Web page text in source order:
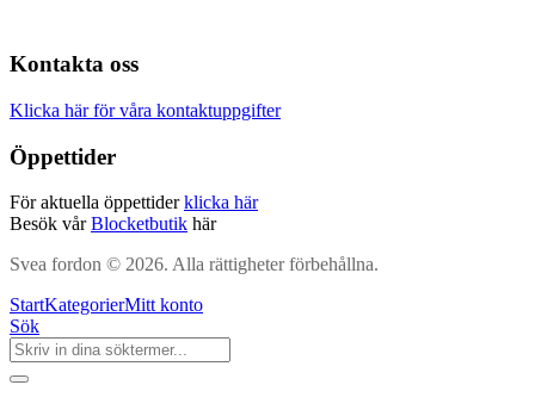
Kontakta oss
Klicka här för våra kontaktuppgifter
Öppettider
För aktuella öppettiderklicka här
Besök vårBlocketbutik här
Svea fordon © 2026. Alla rättigheter förbehållna.
StartKategorierMitt konto
Sök